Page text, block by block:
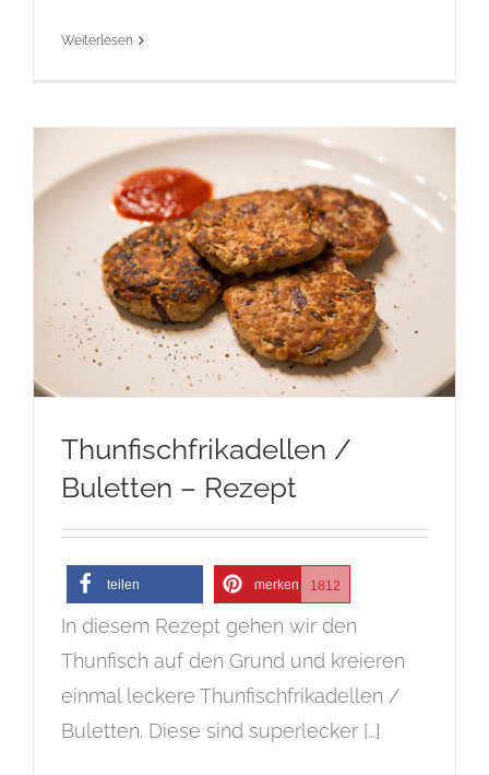
Weiterlesen
Thunfischfrikadellen /
Buletten – Rezept
teilen merken 1812
In diesem Rezept gehen wir den
Thunfisch auf den Grund und kreieren
einmal leckere Thunfischfrikadellen /
Buletten. Diese sind superlecker […]